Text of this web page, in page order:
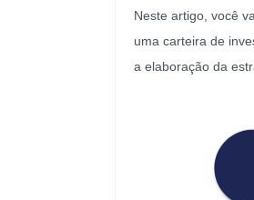
Neste artigo, você
uma carteira de
a elaboração da